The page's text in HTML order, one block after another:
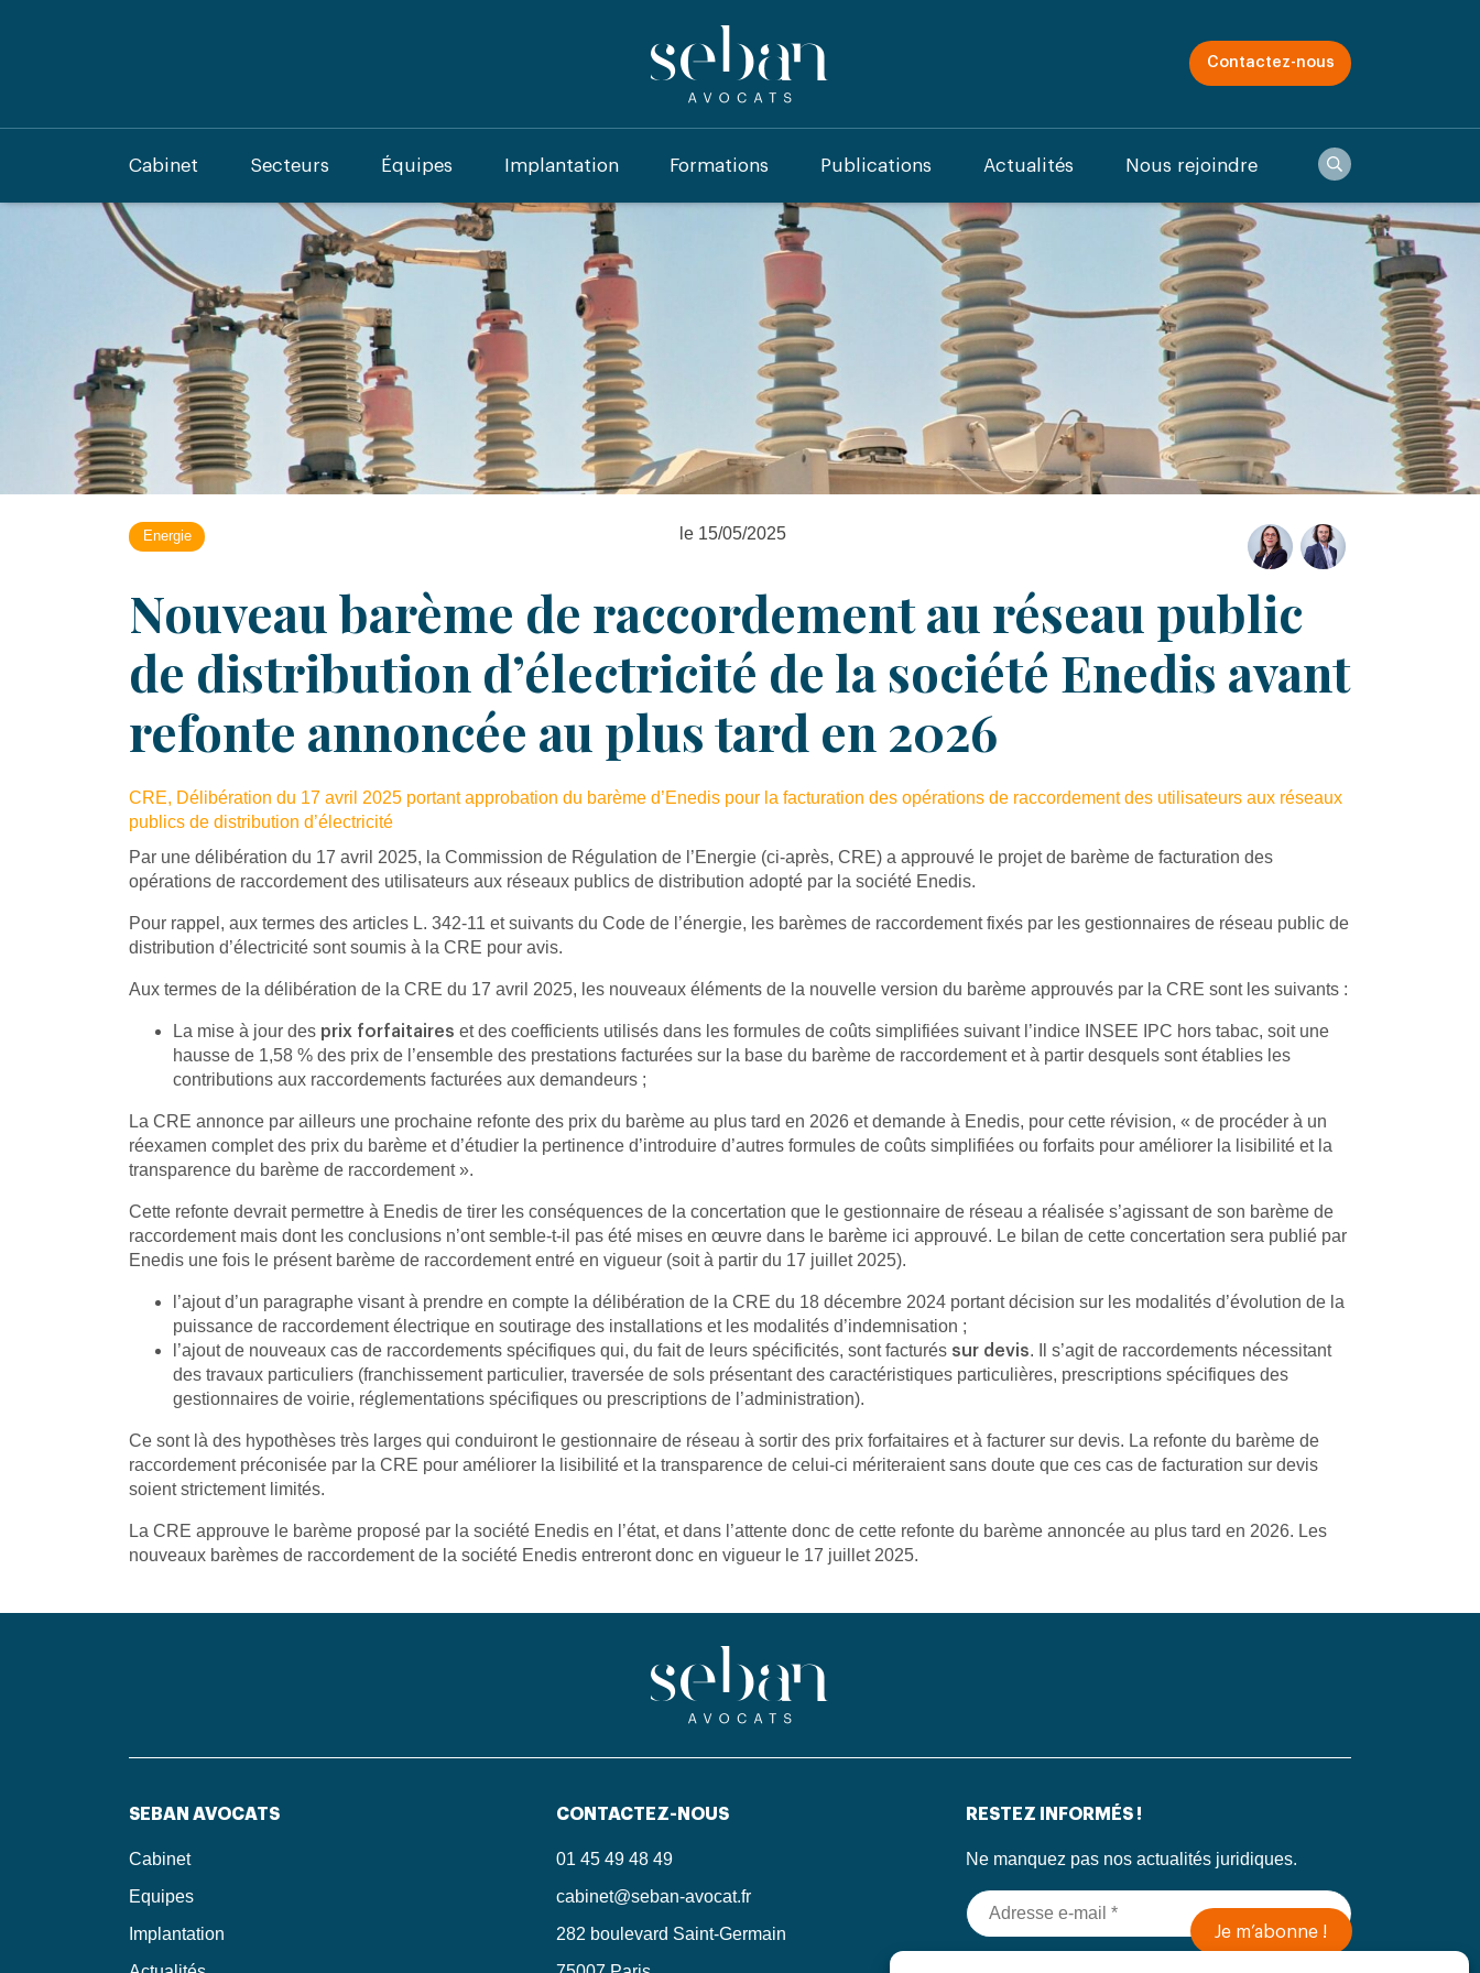
Contactez-nous
Recherche
Cabinet Secteurs Équipes Implantation Formations Publications Actualités Nous rejoindre
Energie le 15/05/2025
Nouveau barème de raccordement au réseau public
de distribution d’électricité de la société Enedis avant
refonte annoncée au plus tard en 2026
CRE, Délibération du 17 avril 2025 portant approbation du barème d’Enedis pour la facturation des opérations de raccordement des utilisateurs aux réseaux
publics de distribution d’électricité
Par une délibération du 17 avril 2025, la Commission de Régulation de l’Energie (ci-après, CRE) a approuvé le projet de barème de facturation des
opérations de raccordement des utilisateurs aux réseaux publics de distribution adopté par la société Enedis.
Pour rappel, aux termes des articles L. 342-11 et suivants du Code de l’énergie, les barèmes de raccordement fixés par les gestionnaires de réseau public de
distribution d’électricité sont soumis à la CRE pour avis.
Aux termes de la délibération de la CRE du 17 avril 2025, les nouveaux éléments de la nouvelle version du barème approuvés par la CRE sont les suivants :
La mise à jour des prix forfaitaires et des coefficients utilisés dans les formules de coûts simplifiées suivant l’indice INSEE IPC hors tabac, soit une
hausse de 1,58 % des prix de l’ensemble des prestations facturées sur la base du barème de raccordement et à partir desquels sont établies les
contributions aux raccordements facturées aux demandeurs ;
La CRE annonce par ailleurs une prochaine refonte des prix du barème au plus tard en 2026 et demande à Enedis, pour cette révision, « de procéder à un
réexamen complet des prix du barème et d’étudier la pertinence d’introduire d’autres formules de coûts simplifiées ou forfaits pour améliorer la lisibilité et la
transparence du barème de raccordement ».
Cette refonte devrait permettre à Enedis de tirer les conséquences de la concertation que le gestionnaire de réseau a réalisée s’agissant de son barème de
raccordement mais dont les conclusions n’ont semble-t-il pas été mises en œuvre dans le barème ici approuvé. Le bilan de cette concertation sera publié par
Enedis une fois le présent barème de raccordement entré en vigueur (soit à partir du 17 juillet 2025).
l’ajout d’un paragraphe visant à prendre en compte la délibération de la CRE du 18 décembre 2024 portant décision sur les modalités d’évolution de la
puissance de raccordement électrique en soutirage des installations et les modalités d’indemnisation ;
l’ajout de nouveaux cas de raccordements spécifiques qui, du fait de leurs spécificités, sont facturés sur devis. Il s’agit de raccordements nécessitant
des travaux particuliers (franchissement particulier, traversée de sols présentant des caractéristiques particulières, prescriptions spécifiques des
gestionnaires de voirie, réglementations spécifiques ou prescriptions de l’administration).
Ce sont là des hypothèses très larges qui conduiront le gestionnaire de réseau à sortir des prix forfaitaires et à facturer sur devis. La refonte du barème de
raccordement préconisée par la CRE pour améliorer la lisibilité et la transparence de celui-ci mériteraient sans doute que ces cas de facturation sur devis
soient strictement limités.
La CRE approuve le barème proposé par la société Enedis en l’état, et dans l’attente donc de cette refonte du barème annoncée au plus tard en 2026. Les
nouveaux barèmes de raccordement de la société Enedis entreront donc en vigueur le 17 juillet 2025.
SEBAN AVOCATS
Cabinet
Equipes
Implantation
CONTACTEZ-NOUS
01 45 49 48 49
cabinet@seban-avocat.fr
282 boulevard Saint-Germain
RESTEZ INFORMÉS !
Ne manquez pas nos actualités juridiques.